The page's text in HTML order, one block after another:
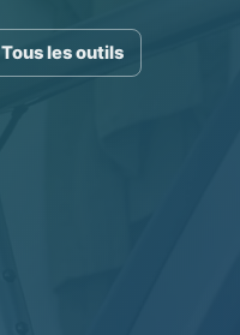
Tous les outils